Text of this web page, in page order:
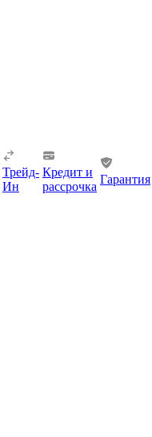
Трейд-
Ин
Кредит и
рассрочка
Гарантия